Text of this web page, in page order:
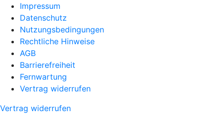
Impressum
Datenschutz
Nutzungsbedingungen
Rechtliche Hinweise
AGB
Barrierefreiheit
Fernwartung
Vertrag widerrufen
Vertrag widerrufen